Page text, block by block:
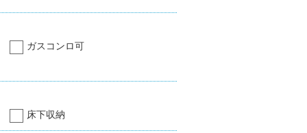
ガスコンロ可
床下収納